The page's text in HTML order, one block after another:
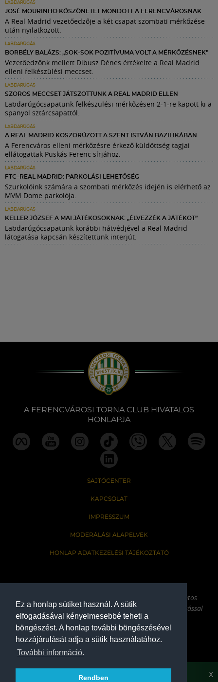
Ez a honlap sütiket használ. A sütik
elfogadásával kényelmesebbé teheti a
böngészést. A honlap további böngészésével
hozzájárulását adja a sütik használatához.
További információ.
Rendben
LABDARÚGÁS
JOSÉ MOURINHO KÖSZÖNETET MONDOTT A FERENCVÁROSNAK
A Real Madrid vezetőedzője a két csapat szombati mérkőzése
után nyilatkozott.
LABDARÚGÁS
BORBÉLY BALÁZS: „SOK-SOK POZITÍVUMA VOLT A MÉRKŐZÉSNEK”
Vezetőedzőnk mellett Dibusz Dénes értékelte a Real Madrid
elleni felkészülési meccset.
LABDARÚGÁS
SZOROS MECCSET JÁTSZOTTUNK A REAL MADRID ELLEN
Labdarúgócsapatunk felkészülési mérkőzésen 2-1-re kapott ki a
spanyol sztárcsapattól.
LABDARÚGÁS
A REAL MADRID KOSZORÚZOTT A SZENT ISTVÁN BAZILIKÁBAN
A Ferencváros elleni mérkőzésre érkező küldöttség tagjai
ellátogattak Puskás Ferenc sírjához.
LABDARÚGÁS
FTC–REAL MADRID: PARKOLÁSI LEHETŐSÉG
Szurkolóink számára a szombati mérkőzés idején is elérhető az
MVM Dome parkolója.
LABDARÚGÁS
KELLER JÓZSEF A MAI JÁTÉKOSOKNAK: „ÉLVEZZÉK A JÁTÉKOT”
Labdarúgócsapatunk korábbi hátvédjével a Real Madrid
látogatása kapcsán készítettünk interjút.
A FERENCVÁROSI TORNA CLUB HIVATALOS
HONLAPJA
SAJTÓCENTER
KAPCSOLAT
IMPRESSZUM
MODERÁLÁSI ALAPELVEK
HONLAP ADATKEZELÉSI TÁJÉKOZTATÓ
Az oldalon található írott és képi anyagok csak a forrás pontos
megjelölésével, internetes felhasználás esetén aktív hivatkozással
használhatóak fel.
X